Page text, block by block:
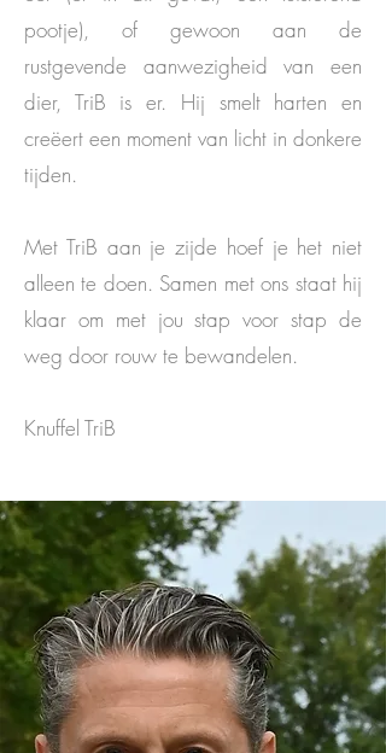
pootje), of gewoon aan de
rustgevende aanwezigheid van een
dier, TriB is er. Hij smelt harten en
creëert een moment van licht in donkere
tijden.
Met TriB aan je zijde hoef je het niet
alleen te doen. Samen met ons staat hij
klaar om met jou stap voor stap de
weg door rouw te bewandelen.
Knuffel TriB